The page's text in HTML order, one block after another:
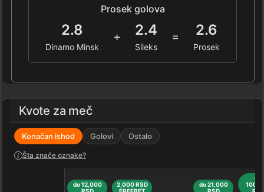
Prosek golova
2.8
Dinamo Minsk
+ 2.4
Sileks
= 2.6
Prosek
Kvote za meč
Konačan ishod Golovi Ostalo
Šta znače oznake?
do 12,000
RSD
2,000 RSD
FREEBET
do 21,000
RSD
do
RSD